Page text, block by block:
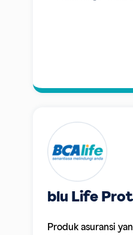
blu Life
Produk asuransi